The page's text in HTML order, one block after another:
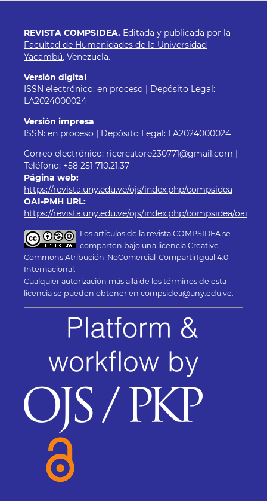
REVISTA COMPSIDEA. Editada y publicada por la
Facultad de Humanidades de la Universidad
Yacambú, Venezuela.
Versión digital
ISSN electrónico: en proceso | Depósito Legal:
LA2024000024
Versión impresa
ISSN: en proceso | Depósito Legal: LA2024000024
Correo electrónico: ricercatore230771@gmail.com |
Teléfono: +58 251 710.21.37
Página web:
https://revista.uny.edu.ve/ojs/index.php/compsidea
OAI-PMH URL:
https://revista.uny.edu.ve/ojs/index.php/compsidea/oai
Los artículos de la revista COMPSIDEA se
comparten bajo una licencia Creative
Commons Atribución-NoComercial-CompartirIgual 4.0
Internacional
Cualquier autorización más allá de los términos de esta
licencia se pueden obtener en compsidea@uny.edu.ve.